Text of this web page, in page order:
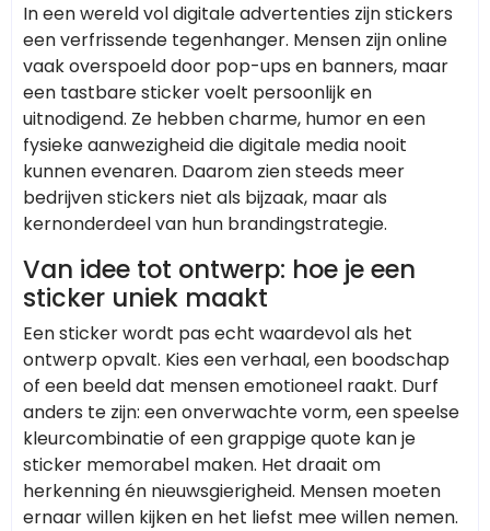
In een wereld vol digitale advertenties zijn stickers
een verfrissende tegenhanger. Mensen zijn online
vaak overspoeld door pop-ups en banners, maar
een tastbare sticker voelt persoonlijk en
uitnodigend. Ze hebben charme, humor en een
fysieke aanwezigheid die digitale media nooit
kunnen evenaren. Daarom zien steeds meer
bedrijven stickers niet als bijzaak, maar als
kernonderdeel van hun brandingstrategie.
Van idee tot ontwerp: hoe je een
sticker uniek maakt
Een sticker wordt pas echt waardevol als het
ontwerp opvalt. Kies een verhaal, een boodschap
of een beeld dat mensen emotioneel raakt. Durf
anders te zijn: een onverwachte vorm, een speelse
kleurcombinatie of een grappige quote kan je
sticker memorabel maken. Het draait om
herkenning én nieuwsgierigheid. Mensen moeten
ernaar willen kijken en het liefst mee willen nemen.